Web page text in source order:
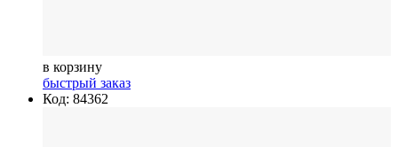
в корзину
быстрый заказ
Код: 84362